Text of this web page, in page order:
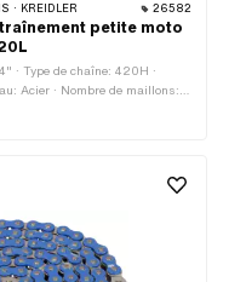
· KREIDLER 26582
petite moto
· Type de chaîne: 420H ·
Acier · Nombre de maillons:
1524 mm · Type de